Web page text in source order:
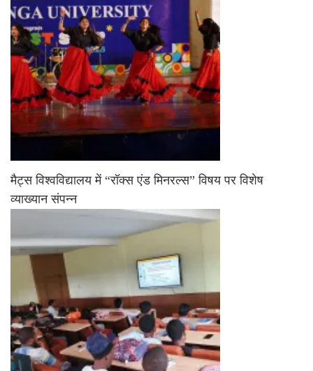
मैट्स विश्वविद्यालय में “रॉक्स एंड मिनरल्स” विषय पर विशेष
व्याख्यान संपन्न